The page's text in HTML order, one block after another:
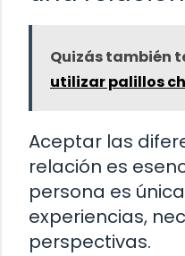
Quizás también
utilizar palillos
Aceptar las
relación es
persona es
experiencias,
perspectivas.